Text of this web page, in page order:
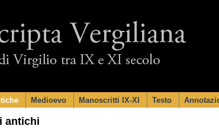
Skip to content
Medioevo Manoscritti IX-XI Testo
antichi